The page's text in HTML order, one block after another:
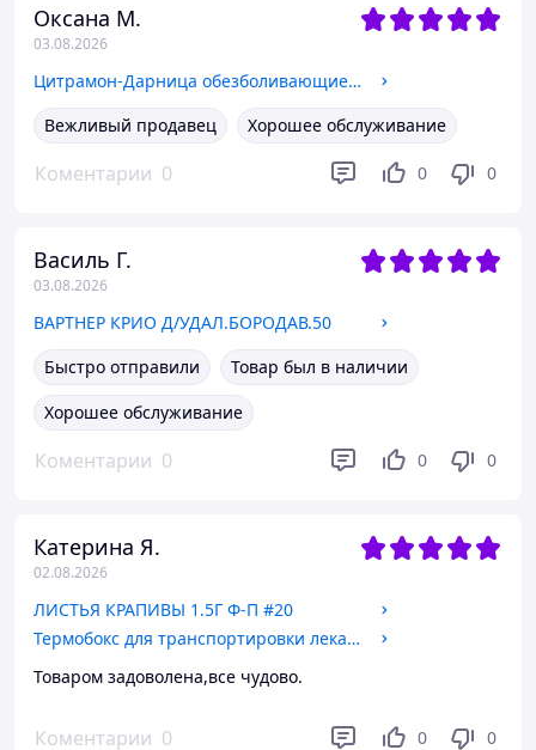
Оксана М.
03.08.2026
Цитрамон-Дарница обезболивающие таблетки, 6 шт.
Вежливый продавец
Хорошее обслуживание
Коментарии 0 0 0
Василь Г.
03.08.2026
ВАРТНЕР КРИО Д/УДАЛ.БОРОДАВ.50
Быстро отправили
Товар был в наличии
Хорошее обслуживание
Коментарии 0 0 0
Катерина Я.
02.08.2026
ЛИСТЬЯ КРАПИВЫ 1.5Г Ф-П #20
Термобокс для транспортировки лекарств Глюдор (GLEWDOR) 1,7 л IK-2M
Товаром задоволена,все чудово.
Коментарии 0 0 0